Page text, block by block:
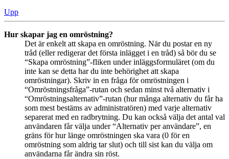
Upp
Hur skapar jag en omröstning?
Det är enkelt att skapa en omröstning. När du postar en ny
tråd (eller redigerar det första inlägget i en tråd) så bör du se
“Skapa omröstning”-fliken under inläggsformuläret (om du
inte kan se detta har du inte behörighet att skapa
omröstningar). Skriv in en fråga för omröstningen i
“Omröstningsfråga”-rutan och sedan minst två alternativ i
“Omröstningsalternativ”-rutan (hur många alternativ du får ha
som mest bestäms av administratören) med varje alternativ
separerat med en radbrytning. Du kan också välja det antal val
användaren får välja under “Alternativ per användare”, en
gräns för hur länge omröstningen ska vara (0 för en
omröstning som aldrig tar slut) och till sist kan du välja om
användarna får ändra sin röst.